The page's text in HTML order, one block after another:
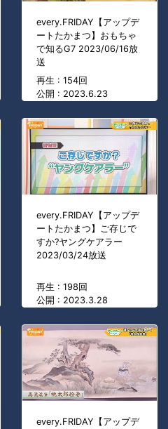
every.FRIDAY【アップデ
ートたかまつ】おもちゃ
で知るG7 2023/06/16放
送
再生 : 154回
公開 : 2023.6.23
every.FRIDAY【アップデ
ートたかまつ】ご存じで
すか?ヤングケアラー
2023/03/24放送
再生 : 198回
公開 : 2023.3.28
every.FRIDAY【アップデ